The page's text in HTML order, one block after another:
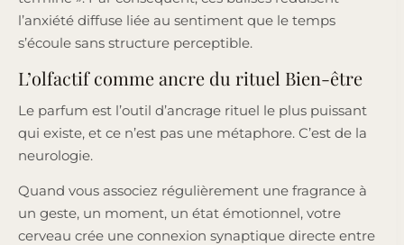
l’anxiété diffuse liée au sentiment que le temps
s’écoule sans structure perceptible.
L’olfactif comme ancre du rituel Bien-être
Le parfum est l’outil d’ancrage rituel le plus puissant
qui existe, et ce n’est pas une métaphore. C’est de la
neurologie.
Quand vous associez régulièrement une fragrance à
un geste, un moment, un état émotionnel, votre
cerveau crée une connexion synaptique directe entre